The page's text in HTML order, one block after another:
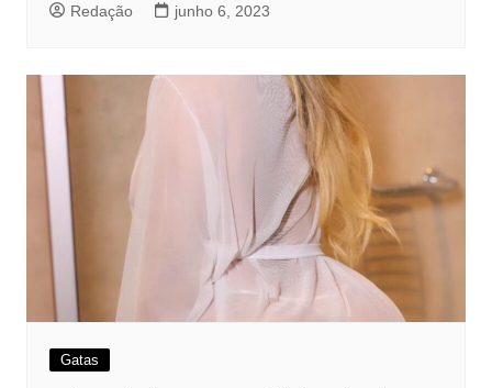
Redação junho 6, 2023
Gatas